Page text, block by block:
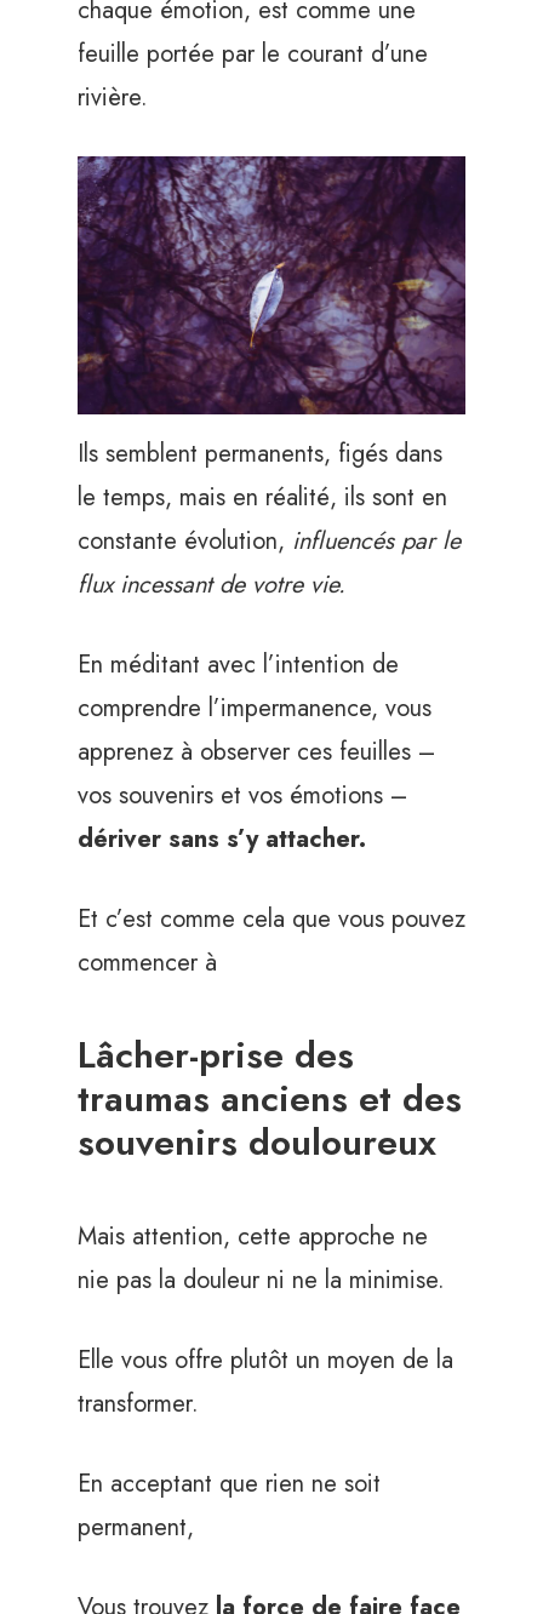
chaque émotion, est comme une
feuille portée par le courant d’une
rivière.
Ils semblent permanents, figés dans
le temps, mais en réalité, ils sont en
constante évolution, influencés par le
flux incessant de votre vie.
En méditant avec l’intention de
comprendre l’impermanence, vous
apprenez à observer ces feuilles –
vos souvenirs et vos émotions –
dériver sans s’y attacher.
Et c’est comme cela que vous pouvez
commencer à
Lâcher-prise des
traumas anciens et des
souvenirs douloureux
Mais attention, cette approche ne
nie pas la douleur ni ne la minimise.
Elle vous offre plutôt un moyen de la
transformer.
En acceptant que rien ne soit
permanent,